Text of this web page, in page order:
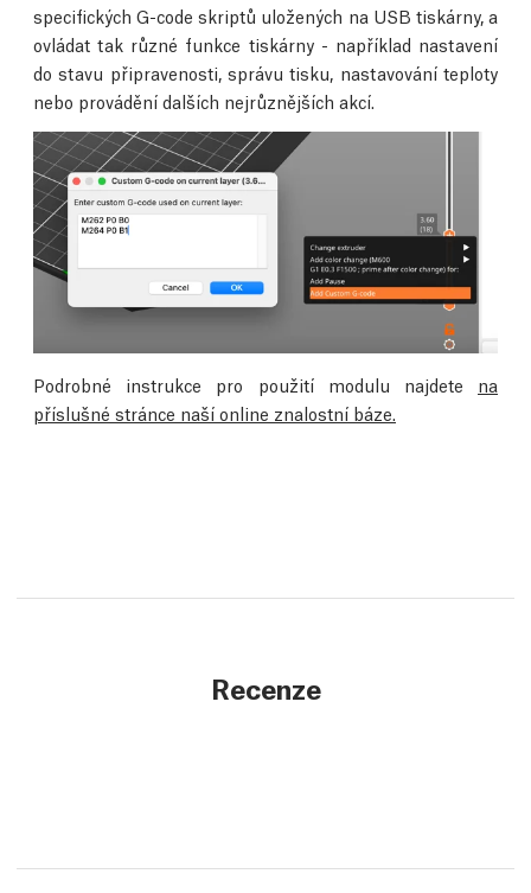
specifických G-code skriptů uložených na USB tiskárny, a
ovládat tak různé funkce tiskárny - například nastavení
do stavu připravenosti, správu tisku, nastavování teploty
nebo provádění dalších nejrůznějších akcí.
Podrobné instrukce pro použití modulu najdete na
příslušné stránce naší online znalostní báze.
Recenze